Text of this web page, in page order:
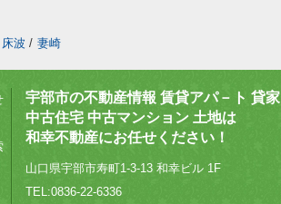
床波 / 妻崎
宇部市の不動産情報 賃貸アパ－ト 貸家
中古住宅 中古マンション 土地は
和幸不動産にお任せください！
山口県宇部市寿町1-3-13 和幸ビル 1F
TEL:0836-22-6336